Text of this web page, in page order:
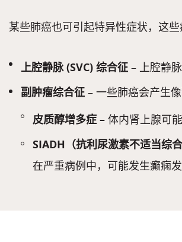
某些肺癌也可引起特异性症状，这
上腔静脉 (SVC) 综合征 – 上腔静
副肿瘤综合征 – 一些肺癌会产生
皮质醇增多症 – 体内肾上腺可
SIADH（抗利尿激素不适当综
在严重病例中，可能发生癫痫发